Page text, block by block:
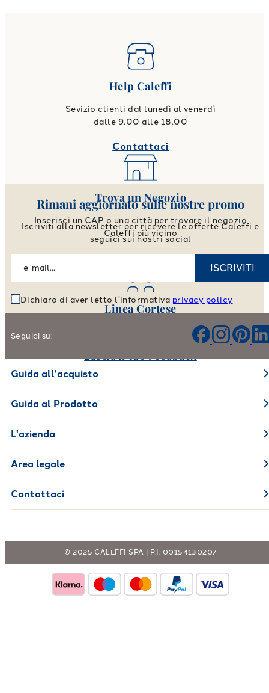
Help Caleffi
Sevizio clienti dal lunedì al venerdì
dalle 9.00 alle 18.00
Contattaci
Trova un Negozio
Inserisci un CAP o una città per trovare il negozio
Caleffi più vicino
Vai allo store locator
Linea Cortese
Aiutaci a migliorare i nostri prodotti e il nostro servizio
Rimani aggiornato sulle nostre promo
Iscriviti alla newsletter per ricevere le offerte Caleffi e
seguici sui nostri social
ISCRIVITI
Dichiaro di aver letto l'informativa privacy policy
Seguici su:
Guida all'acquisto
Guida al Prodotto
L'azienda
Area legale
Contattaci
© 2025 CALEFFI SPA | P.I. 00154130207